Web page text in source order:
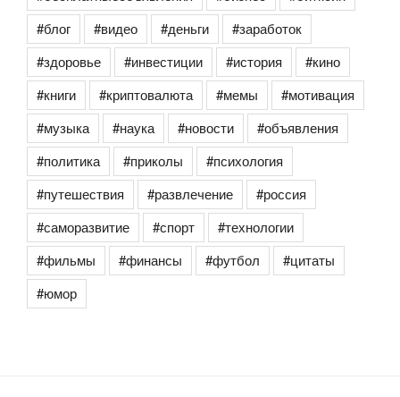
#блог
#видео #деньги
#заработок
#здоровье
#инвестиции #история
#кино
#книги
#криптовалюта #мемы
#мотивация
#музыка
#наука #новости
#объявления
#политика
#приколы
#психология
#путешествия
#развлечение
#россия
#саморазвитие
#спорт
#технологии
#фильмы
#финансы #футбол
#цитаты
#юмор